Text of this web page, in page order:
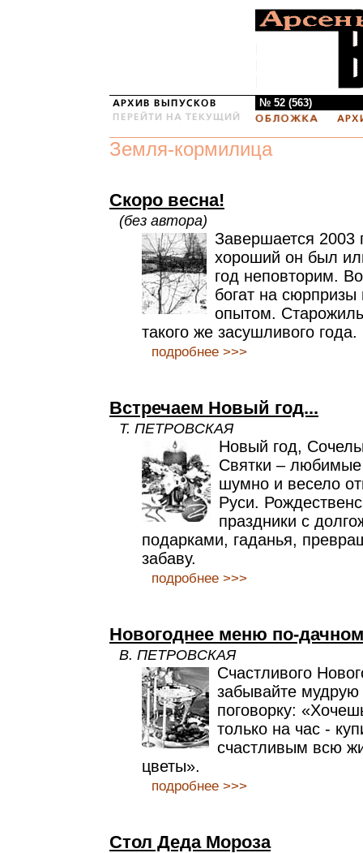
№ 52 (563)
Земля-кормилица
Скоро весна!
(без автора)
Завершается 2003
хороший он был
год неповторим.
богат на сюрпризы
опытом.
такого же засушливого года.
подробнее >>>
Встречаем Новый год...
Т. ПЕТРОВСКАЯ
Новый год,
Святки – любимые
шумно и весело
Руси.
праздники с
подарками, гаданья,
забаву.
подробнее >>>
Новогоднее меню по-
В. ПЕТРОВСКАЯ
Счастливого
забывайте
поговорку:
только на час -
счастливым всю
цветы».
подробнее >>>
Стол Деда Мороза